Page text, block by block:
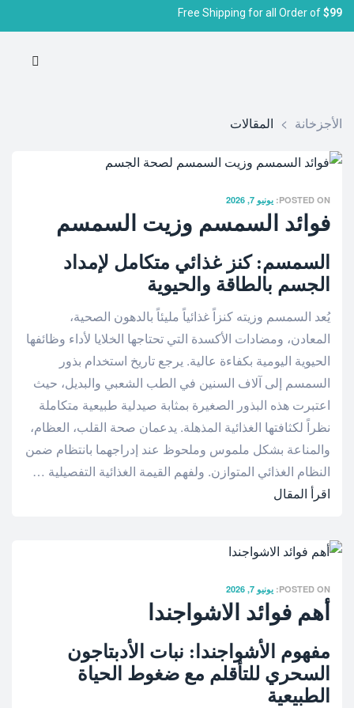
Free Shipping for all Order of$99
الأجزخانة > المقالات
POSTED ON: يونيو 7, 2026
فوائد السمسم وزيت السمسم
السمسم: كنز غذائي متكامل لإمداد
الجسم بالطاقة والحيوية
يُعد السمسم وزيته كنزاً غذائياً مليئاً بالدهون الصحية،
المعادن، ومضادات الأكسدة التي تحتاجها الخلايا لأداء وظائفها
الحيوية اليومية بكفاءة عالية. يرجع تاريخ استخدام بذور
السمسم إلى آلاف السنين في الطب الشعبي والبديل، حيث
اعتبرت هذه البذور الصغيرة بمثابة صيدلية طبيعية متكاملة
نظراً لكثافتها الغذائية المذهلة. يدعمان صحة القلب، العظام،
والمناعة بشكل ملموس وملحوظ عند إدراجهما بانتظام ضمن
النظام الغذائي المتوازن. ولفهم القيمة الغذائية التفصيلية …
اقرأ المقال
POSTED ON: يونيو 7, 2026
أهم فوائد الاشواجندا
مفهوم الأشواجندا: نبات الأدبتاجون
السحري للتأقلم مع ضغوط الحياة
الطبيعية